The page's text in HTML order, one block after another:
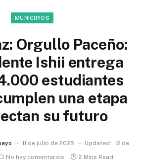
MUNICIPIOS
Orgullo Paceño:
Ishii entrega
estudiantes
una etapa
su futuro
11 de julio de 2025 Updated: 12 de
No hay comentarios 2 Mins Read